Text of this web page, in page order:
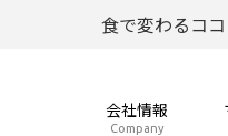
食で変わるコ
会社情報
Company